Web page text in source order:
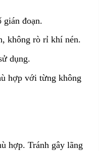
gián đoạn.
không rò rỉ khí nén.
dụng.
hợp với từng không
hợp. Tránh gây lãng